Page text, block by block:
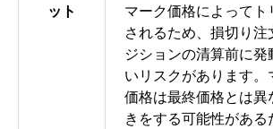
ット
マーク価格によってト
されるため、損切り注
ジションの清算前に発
いリスクがあります。
価格は最終価格とは異
きをする可能性がある